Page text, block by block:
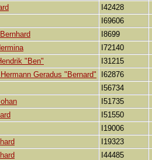
I42428
I69606
I8699
I72140
"Ben" I31215
Geradus "Bernard" I62876
I56734
I51735
I51550
I19006
I19323
I44485